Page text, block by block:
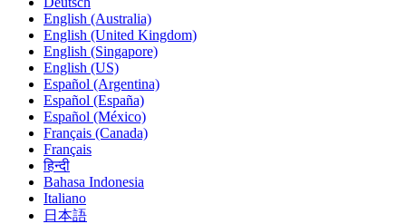
English (Australia)
English (United Kingdom)
English (Singapore)
English (US)
Español (Argentina)
Español (España)
Español (México)
Français (Canada)
Français
हिन्दी
Bahasa Indonesia
Italiano
日本語